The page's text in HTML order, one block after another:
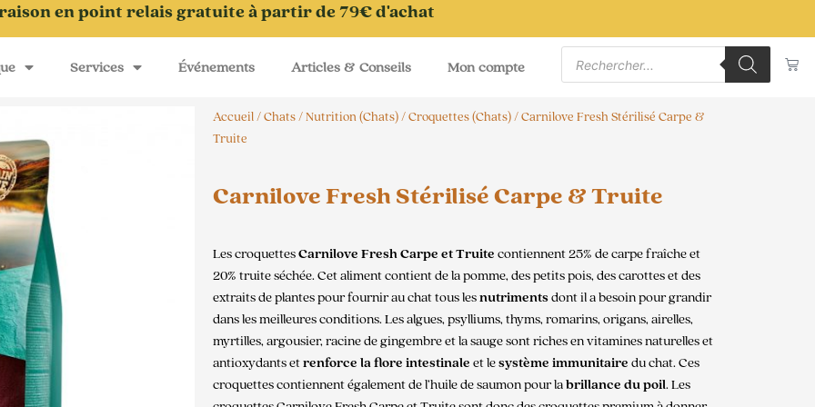
en point relais gratuite à partir de 79€ d'achat
Services Événements Articles & Conseils Mon compte
Recherche
produits
Accueil/Chats/Nutrition (Chats)/Croquettes (Chats)/ Carnilove Fresh Stérilisé Carpe &
Truite
Carnilove Fresh Stérilisé Carpe & Truite
Les croquettesCarnilove Fresh Carpe et Truite contiennent 25% de carpe fraîche et
20% truite séchée. Cet aliment contient de la pomme, des petits pois, des carottes et des
extraits de plantes pour fournir au chat tous lesnutrimentsdont il a besoin pour grandir
dans les meilleures conditions. Les algues, psylliums, thyms, romarins, origans, airelles,
myrtilles, argousier, racine de gingembre et la sauge sont riches en vitamines naturelles et
antioxydants etrenforce la flore intestinale et lesystème immunitaire du chat. Ces
croquettes contiennent également de l’huile de saumon pour labrillance du poil. Les